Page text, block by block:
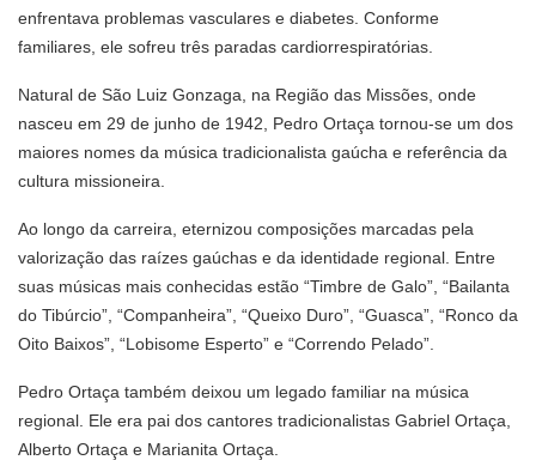
enfrentava problemas vasculares e diabetes. Conforme
familiares, ele sofreu três paradas cardiorrespiratórias.
Natural de São Luiz Gonzaga, na Região das Missões, onde
nasceu em 29 de junho de 1942, Pedro Ortaça tornou-se um dos
maiores nomes da música tradicionalista gaúcha e referência da
cultura missioneira.
Ao longo da carreira, eternizou composições marcadas pela
valorização das raízes gaúchas e da identidade regional. Entre
suas músicas mais conhecidas estão “Timbre de Galo”, “Bailanta
do Tibúrcio”, “Companheira”, “Queixo Duro”, “Guasca”, “Ronco da
Oito Baixos”, “Lobisome Esperto” e “Correndo Pelado”.
Pedro Ortaça também deixou um legado familiar na música
regional. Ele era pai dos cantores tradicionalistas Gabriel Ortaça,
Alberto Ortaça e Marianita Ortaça.